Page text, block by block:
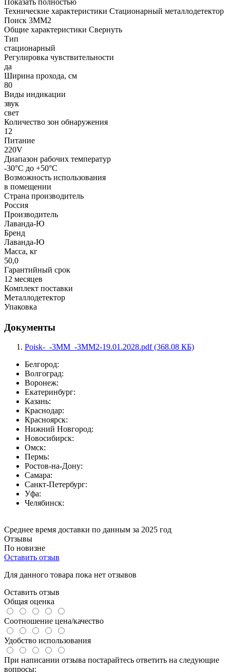
Технические характеристики Стационарный металлодетектор
Поиск 3ММ2
Общие характеристики Свернуть
Тип
стационарный
Регулировка чувствительности
да
Ширина прохода, см
80
Виды индикации
звук
свет
Количество зон обнаружения
12
Питание
220V
Диапазон рабочих температур
-30°С до +50°С
Возможность использования
в помещении
Страна производитель
Россия
Производитель
Лаванда-Ю
Бренд
Лаванда-Ю
Масса, кг
50,0
Гарантийный срок
12 месяцев
Комплект поставки
Металлодетектор
Упаковка
Документы
Poisk-_-3MM_-3MM2-19.01.2028.pdf (368.08 КБ)
Белгород:
Волгоград:
Воронеж:
Екатеринбург:
Казань:
Краснодар:
Красноярск:
Нижний Новгород:
Новосибирск:
Омск:
Пермь:
Ростов-на-Дону:
Самара:
Санкт-Петербург:
Уфа:
Челябинск:
Среднее время доставки по данным за 2025 год
Отзывы
По новизне
Оставить отзыв
Для данного товара пока нет отзывов
Оставить отзыв
Общая оценка
Соотношение цена/качество
Удобство использования
При написании отзыва постарайтесь ответить на следующие
вопросы: